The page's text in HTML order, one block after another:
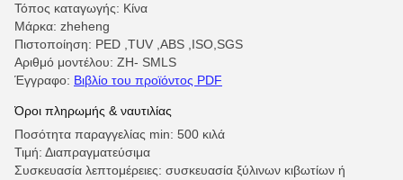
Τόπος καταγωγής: Κίνα
Μάρκα: zheheng
Πιστοποίηση: PED ,TUV ,ABS ,ISO,SGS
Αριθμό μοντέλου: ZH- SMLS
Έγγραφο: Βιβλίο του προϊόντος PDF
Όροι πληρωμής & ναυτιλίας
Ποσότητα παραγγελίας min: 500 κιλά
Τιμή: Διαπραγματεύσιμα
Συσκευασία λεπτομέρειες: συσκευασία ξύλινων κιβωτίων ή